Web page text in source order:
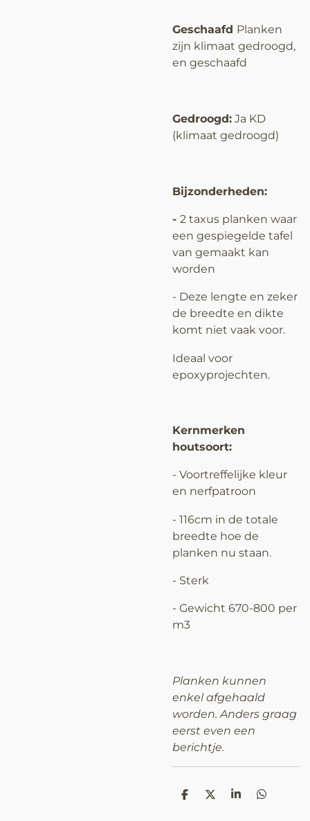
Geschaafd Planken
zijn klimaat gedroogd,
en geschaafd
Gedroogd: Ja KD
(klimaat gedroogd)
Bijzonderheden:
- 2 taxus planken waar
een gespiegelde tafel
van gemaakt kan
worden
- Deze lengte en zeker
de breedte en dikte
komt niet vaak voor.
Ideaal voor
epoxyprojechten.
Kernmerken
houtsoort:
- Voortreffelijke kleur
en nerfpatroon
- 116cm in de totale
breedte hoe de
planken nu staan.
- Sterk
- Gewicht 670-800 per
m3
Planken kunnen
enkel afgehaald
worden. Anders graag
eerst even een
berichtje.
D
D
S
D